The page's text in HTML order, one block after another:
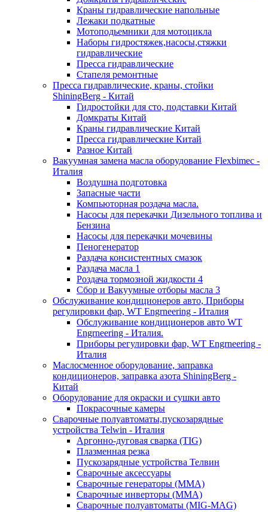
Краны гидравлические напольные
Лежаки подкатные
Мотоподьемники для мотоцикла
Наборы гидростяжек,насосы,стяжки
гидравлические
Пресса гидравлические
Стапеля ремонтные
Пресса гидравлические, краны, стойки
ShiningBerg - Китай
Гидростойки для сто, подставки Китай
Домкраты Китай
Краны гидравлические Китай
Пресса гидравлические Китай
Разное Китай
Вакуумная замена масла оборудование Flexbimeс -
Италия
Воздушна подготовка
Запасные части
Компьюторная роздача масла.
Насосы для перекачки Дизельного топлива и
Бензина
Насосы для перекачки мочевины
Пеногенератор
Раздача консистентных смазок
Раздача масла 1
Роздача тормозной жидкости 4
Сбор и Вакуумные отборы масла 3
Обслуживание кондиционеров авто, Приборы
регулировки фар, WT Engrneering - Италия
Обслуживание кондиционеров авто WT
Engrneering - Италия.
Приборы регулировки фар, WT Engrneering -
Италия
Маслосменное оборудование, заправка
кондиционеров, заправка азота ShiningBerg -
Китай
Оборудование для окраски и сушки авто
Покрасочные камеры
Сварочные полуавтоматы,пускозарядные
устройства Telwin - Италия
Аргонно-дуговая сварка (TIG)
Плазменная резка
Пускозарядные устройства Телвин
Сварочные аксессуары
Сварочные генераторы (MMA)
Сварочные инверторы (MMA)
Сварочные полуавтоматы (MIG-MAG)